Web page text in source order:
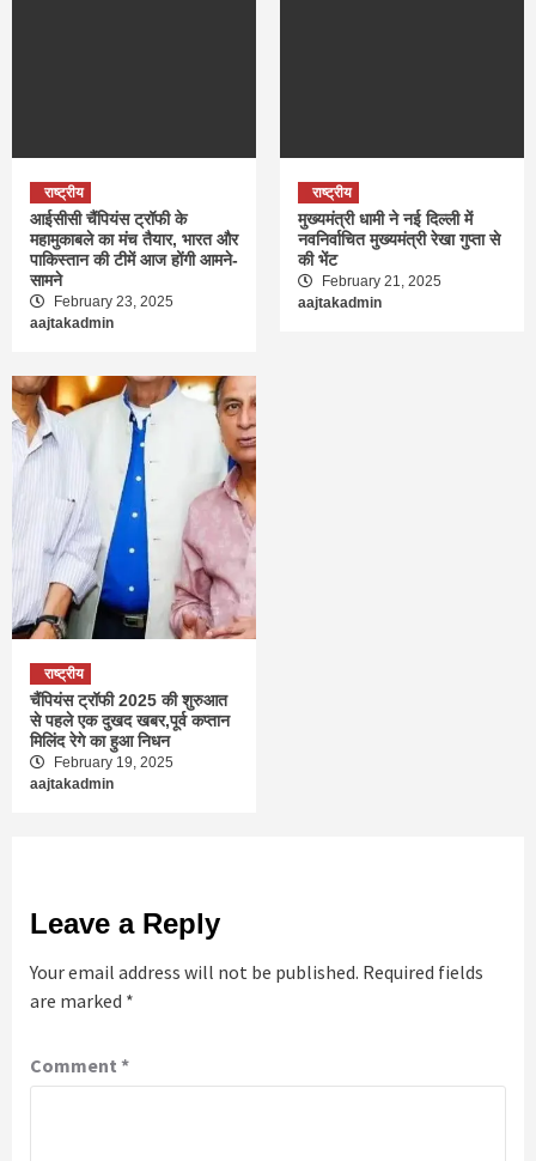
राष्ट्रीय
आईसीसी चैंपियंस ट्रॉफी के
महामुकाबले का मंच तैयार, भारत और
पाकिस्तान की टीमें आज होंगी आमने-
सामने
February 23, 2025
aajtakadmin
राष्ट्रीय
मुख्यमंत्री धामी ने नई दिल्ली में
नवनिर्वाचित मुख्यमंत्री रेखा गुप्ता से
की भेंट
February 21, 2025
aajtakadmin
राष्ट्रीय
चैंपियंस ट्रॉफी 2025 की शुरुआत
से पहले एक दुखद खबर,पूर्व कप्तान
मिलिंद रेगे का हुआ निधन
February 19, 2025
aajtakadmin
Leave a Reply
Your email address will not be published. Required fields
are marked *
Comment *